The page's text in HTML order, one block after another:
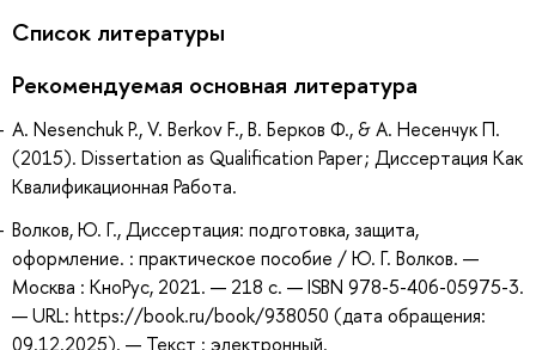
Список литературы
Рекомендуемая основная литература
A. Nesenchuk P., V. Berkov F., В. Берков Ф., & А. Несенчук П.
(2015). Dissertation as Qualification Paper ; Диссертация Как
Квалификационная Работа.
Волков, Ю. Г., Диссертация: подготовка, защита,
оформление. : практическое пособие / Ю. Г. Волков. —
Москва : КноРус, 2021. — 218 с. — ISBN 978-5-406-05975-3.
— URL: https://book.ru/book/938050 (дата обращения:
09.12.2025). — Текст : электронный.